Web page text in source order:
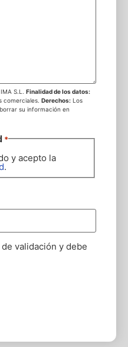
S.L. Finalidad de los datos:
comerciales. Derechos: Los
su información en
*
y acepto la
.
validación y debe